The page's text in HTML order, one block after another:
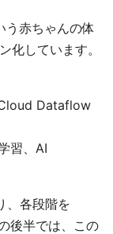
う赤ちゃんの体
化しています。
Dataflow
習、AI
、各段階を
後半では、この